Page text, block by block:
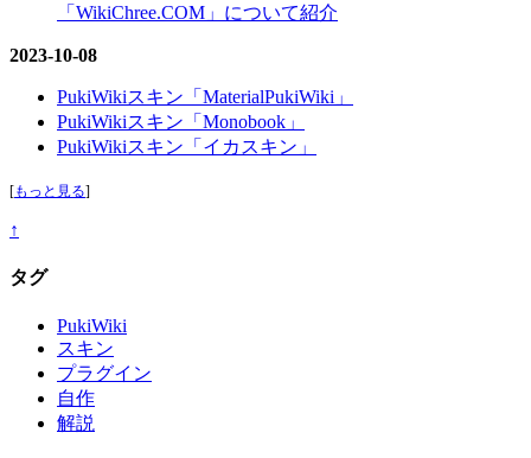
「WikiChree.COM」について紹介
2023-10-08
PukiWikiスキン「MaterialPukiWiki」
PukiWikiスキン「Monobook」
PukiWikiスキン「イカスキン」
[もっと見る]
↑
タグ
PukiWiki
スキン
プラグイン
自作
解説